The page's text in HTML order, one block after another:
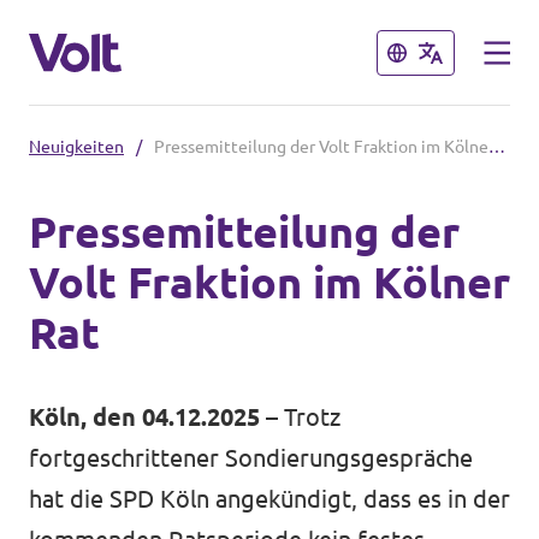
Schließen
Website von Volt NRW
Volt vor Ort in NRW
Website
Volt in deinem Bundesland
Schließen
Programm
Über Volt
Menschen
Neuigkeiten
Neuigkeiten / Pressemitteilung der Volt Fraktion im Kölner Rat
Pressemitteilung der
Volt Fraktion im Kölner
Rat
Köln, den 04.12.2025 – Trotz
fortgeschrittener Sondierungsgespräche
hat die SPD Köln angekündigt, dass es in der